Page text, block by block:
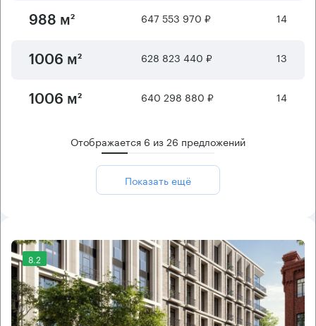
988 м² 647 553 970 ₽ 14
1006 м² 628 823 440 ₽ 13
1006 м² 640 298 880 ₽ 14
Отображается 6 из26 предложений
Показать ещё
8.2